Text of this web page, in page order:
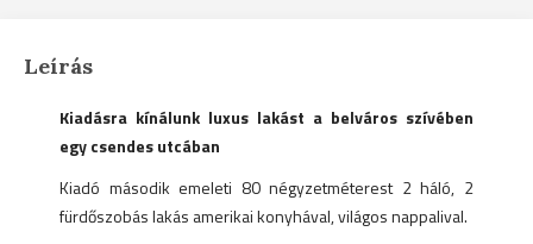
Leírás
Kiadásra kínálunk luxus lakást a belváros szívében
egy csendes utcában
Kiadó második emeleti 80 négyzetméterest 2 háló, 2
fürdőszobás lakás amerikai konyhával, világos nappalival.